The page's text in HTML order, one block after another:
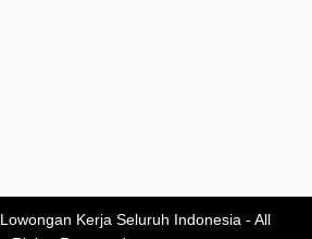
Lowongan Kerja Seluruh Indonesia - All